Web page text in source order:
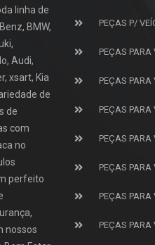
linha de
BMW,
Audi,
xsart, Kia
de
de
com
no
perfeito
nossos
PEÇAS P/
PEÇAS PARA
PEÇAS PARA
PEÇAS PARA
PEÇAS PARA
PEÇAS
PEÇAS PARA
PEÇAS PARA